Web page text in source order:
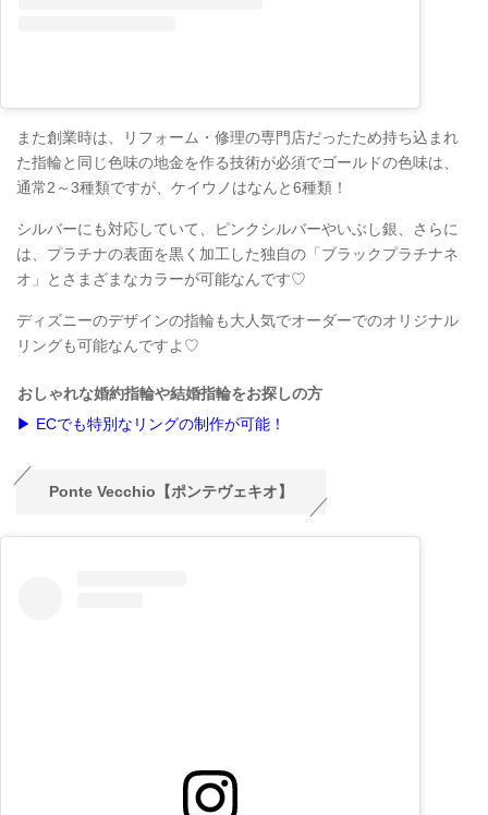
また創業時は、リフォーム・修理の専門店だったため持ち込まれ
た指輪と同じ色味の地金を作る技術が必須でゴールドの色味は、
通常2～3種類ですが、ケイウノはなんと6種類！
シルバーにも対応していて、ピンクシルバーやいぶし銀、さらに
は、プラチナの表面を黒く加工した独自の「ブラックプラチナネ
オ」とさまざまなカラーが可能なんです♡
ディズニーのデザインの指輪も大人気でオーダーでのオリジナル
リングも可能なんですよ♡
おしゃれな婚約指輪や結婚指輪をお探しの方
▶ ECでも特別なリングの制作が可能！
Ponte Vecchio【ポンテヴェキオ】